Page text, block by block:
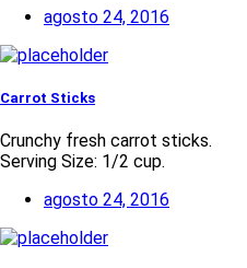
agosto 24, 2016
Carrot Sticks
Crunchy fresh carrot sticks.
Serving Size: 1/2 cup.
agosto 24, 2016